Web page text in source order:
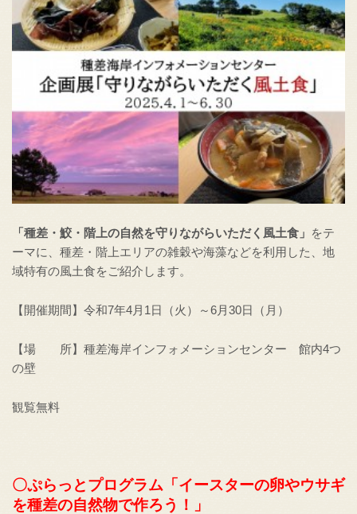
「種差・鮫・階上の自然を守りながらいただく 風土食 」 をテ
ーマに、種差・階上エリアの雑穀や海藻などを利用した、地
域特有の風土食をご紹介します。
【開催期間】令和7年4月1日（火）～6月30日（月）
【場 所】種差海岸インフォメーションセンター 館内4つ
の壁
観覧無料
〇ぷらっとプログラム「イースターの卵やウサギ
を種差の自然物で作ろう！」